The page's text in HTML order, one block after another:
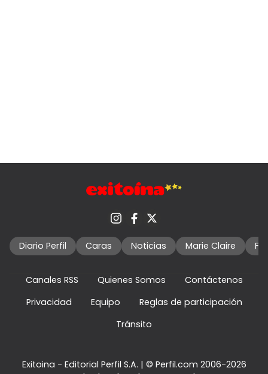
Diario Perfil Caras Noticias Marie Claire
Canales RSS Quienes Somos
Contáctenos
Privacidad
Equipo
Reglas de participación
Tránsito
Exitoina - Editorial Perfil S.A. | © Perfil.com 2006-2026